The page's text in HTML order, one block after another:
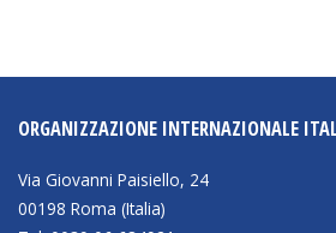
Foto
Audio
ORGANIZZAZIONE INTERNAZIONALE
Via Giovanni Paisiello, 24
00198 Roma (Italia)